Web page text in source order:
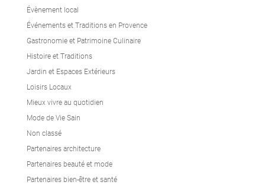
Évènement local
Événements et Traditions en Provence
Gastronomie et Patrimoine Culinaire
Histoire et Traditions
Jardin et Espaces Extérieurs
Loisirs Locaux
Mieux vivre au quotidien
Mode de Vie Sain
Non classé
Partenaires architecture
Partenaires beauté et mode
Partenaires bien-être et santé